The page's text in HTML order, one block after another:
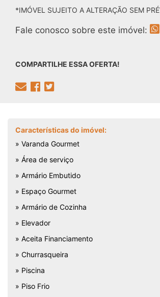
*IMÓVEL SUJEITO A ALTERAÇÃO SEM
Fale conosco sobre este imóvel:
COMPARTILHE ESSA OFERTA!
Características do imóvel:
» Varanda Gourmet
» Área de serviço
» Armário Embutido
» Espaço Gourmet
» Armário de Cozinha
» Elevador
» Aceita Financiamento
» Churrasqueira
» Piscina
» Piso Frio